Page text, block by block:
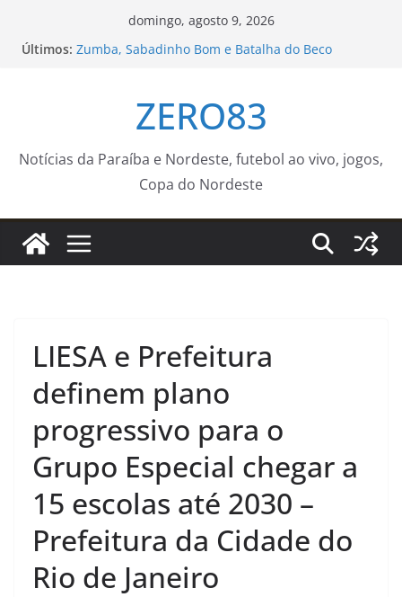
domingo, agosto 9, 2026
Últimos: Zumba, Sabadinho Bom e Batalha do Beco
Agosto terá dois eclipses; saiba como assistir aos
fenômenos
atividades esportivas e culturais no fim de
Batalha do Beco recebe Vulto MC e DJ Black neste
Aos 20 anos, chega notícia sobre ocorrido com o
filho de Wagner Moura
ZERO83
Notícias da Paraíba e Nordeste, futebol ao vivo, jogos,
Copa do Nordeste
LIESA e Prefeitura
definem plano
progressivo para o
Grupo Especial chegar a
15 escolas até 2030 –
Prefeitura da Cidade do
Rio de Janeiro